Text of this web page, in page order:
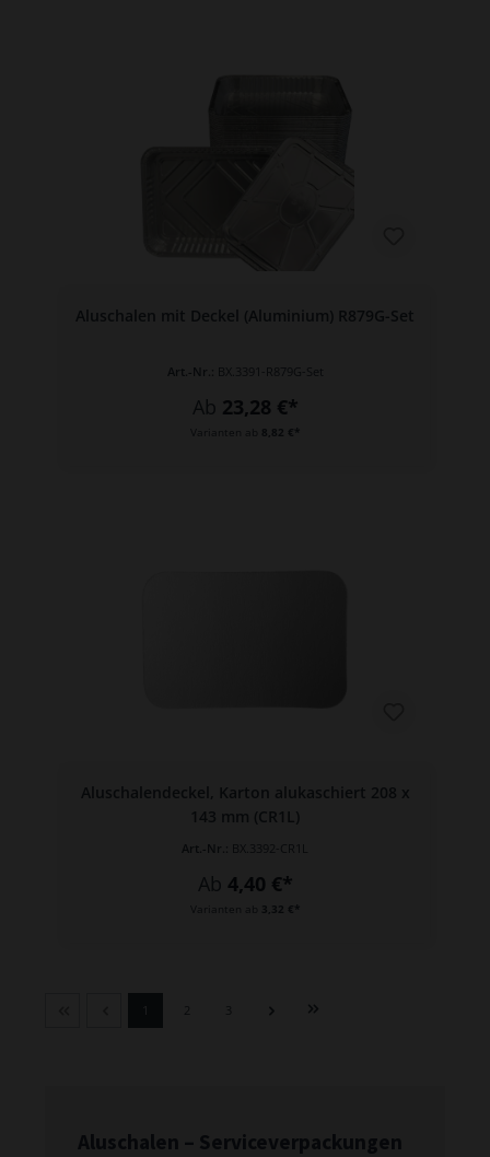
Aluschalen mit Deckel (Aluminium) R879G-Set
Art.-Nr.: BX.3391-R879G-Set
Ab 23,28 €*
8,82 €*
Aluschalendeckel, Karton alukaschiert 208 x
143 mm (CR1L)
Art.-Nr.:
Ab 4,40 €*
3,32 €*
3
Aluschalen – Serviceverpackungen